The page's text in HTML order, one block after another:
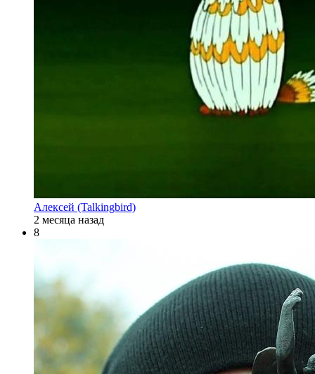
Алексей (Talkingbird)
2 месяца назад
8